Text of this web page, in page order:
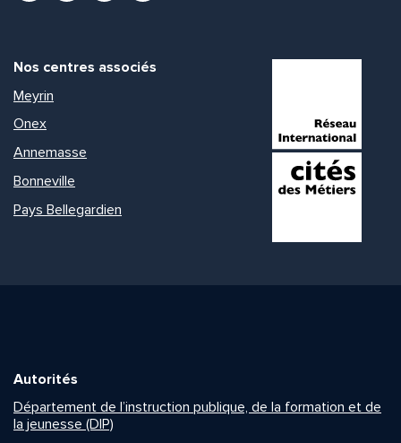
Nos centres associés
Meyrin
Onex
Annemasse
Bonneville
Pays Bellegardien
Autorités
Département de l’instruction publique, de la formation et de
la jeunesse (DIP)